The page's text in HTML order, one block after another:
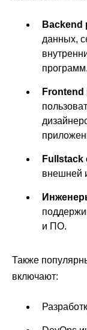
Backend
данных,
программ.
Frontend
Fullstack
внешней
и ПО.
Также
включают: